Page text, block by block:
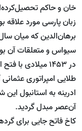
خان و حاکم
زبان پارسی مورد
سیواس و متعلقات آن
در 1453 میلادی
طلایی امپراتوری عثمانی
ادرینه به استانبول
آن‌عصر مبدل گردید.
کاخ فاتح جایی برای